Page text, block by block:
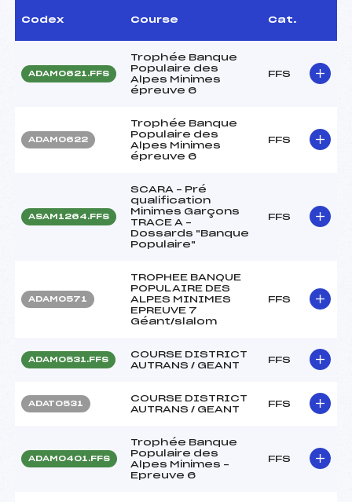
Codex Course Cat.
ADAM0621.FFS
Trophée Banque
Populaire des
Alpes Minimes
épreuve 6
FFS
ADAM0622
Trophée Banque
Populaire des
Alpes Minimes
épreuve 6
FFS
ASAM1264.FFS
SCARA – Pré
qualification
Minimes Garçons
TRACE A –
Dossards "Banque
Populaire"
FFS
ADAM0571
TROPHEE BANQUE
POPULAIRE DES
ALPES MINIMES
EPREUVE 7
Géant/slalom
FFS
ADAM0531.FFS
COURSE DISTRICT
AUTRANS / GEANT
FFS
ADAT0531
COURSE DISTRICT
AUTRANS / GEANT
FFS
ADAM0401.FFS
Trophée Banque
Populaire des
Alpes Minimes –
Epreuve 6
FFS